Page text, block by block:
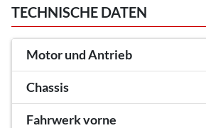
TECHNISCHE DATEN
Motor und Antrieb
Chassis
Fahrwerk vorne